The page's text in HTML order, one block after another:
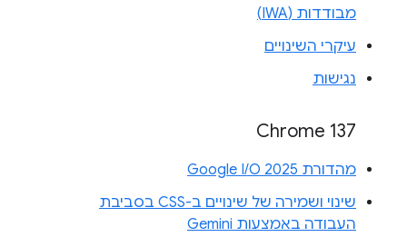
מבודדות (IWA)
עיקרי השינויים
נגישות
Chrome 137
מהדורת Google I/O 2025
שינוי ושמירה של שינויים ב-CSS בסביבת
העבודה באמצעות Gemini